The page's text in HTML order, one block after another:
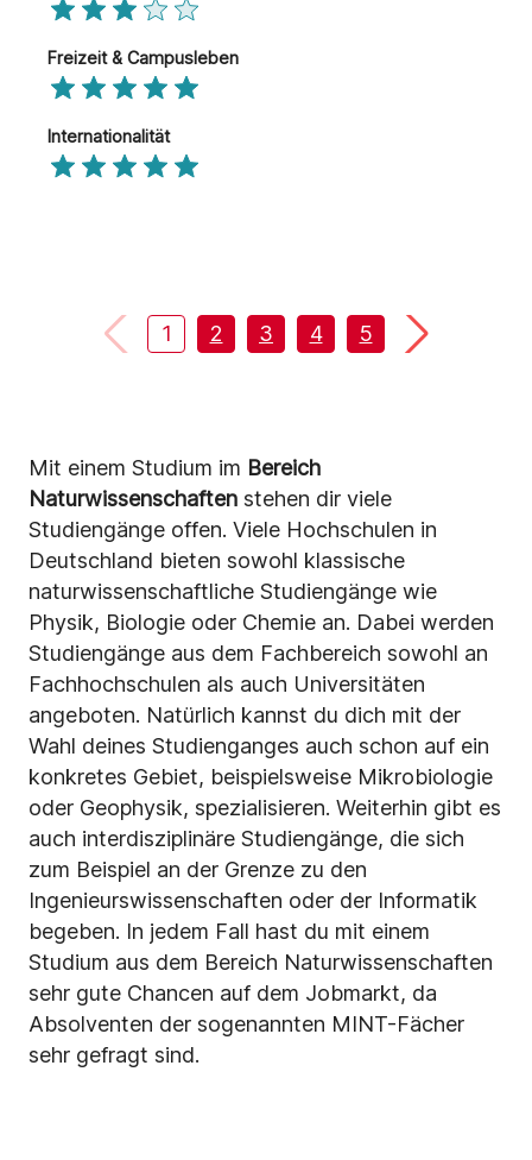
Freizeit & Campusleben
Internationalität
1 2 3 4 5 6
Mit einem Studium im Bereich
Naturwissenschaften stehen dir viele
Studiengänge offen. Viele Hochschulen in
Deutschland bieten sowohl klassische
naturwissenschaftliche Studiengänge wie
Physik, Biologie oder Chemie an. Dabei werden
Studiengänge aus dem Fachbereich sowohl an
Fachhochschulen als auch Universitäten
angeboten. Natürlich kannst du dich mit der
Wahl deines Studienganges auch schon auf ein
konkretes Gebiet, beispielsweise Mikrobiologie
oder Geophysik, spezialisieren. Weiterhin gibt es
auch interdisziplinäre Studiengänge, die sich
zum Beispiel an der Grenze zu den
Ingenieurswissenschaften oder der Informatik
begeben. In jedem Fall hast du mit einem
Studium aus dem Bereich Naturwissenschaften
sehr gute Chancen auf dem Jobmarkt, da
Absolventen der sogenannten MINT-Fächer
sehr gefragt sind.